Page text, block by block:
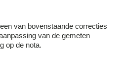
van bovenstaande correcties
van de gemeten
op de nota.